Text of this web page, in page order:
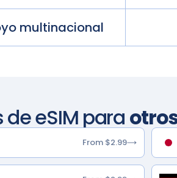
multinacional
eSIM para
From $2.99